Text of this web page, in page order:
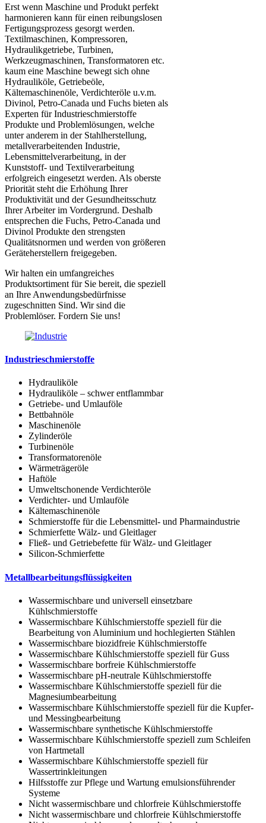
Erst wenn Maschine und Produkt perfekt
harmonieren kann für einen reibungslosen
Fertigungsprozess gesorgt werden.
Textilmaschinen, Kompressoren,
Hydraulikgetriebe, Turbinen,
Werkzeugmaschinen, Transformatoren etc.
kaum eine Maschine bewegt sich ohne
Hydrauliköle, Getriebeöle,
Kältemaschinenöle, Verdichteröle u.v.m.
Divinol, Petro-Canada und Fuchs bieten als
Experten für Industrieschmierstoffe
Produkte und Problemlösungen, welche
unter anderem in der Stahlherstellung,
metallverarbeitenden Industrie,
Lebensmittelverarbeitung, in der
Kunststoff- und Textilverarbeitung
erfolgreich eingesetzt werden. Als oberste
Priorität steht die Erhöhung Ihrer
Produktivität und der Gesundheitsschutz
Ihrer Arbeiter im Vordergrund. Deshalb
entsprechen die Fuchs, Petro-Canada und
Divinol Produkte den strengsten
Qualitätsnormen und werden von größeren
Geräteherstellern freigegeben.
Wir halten ein umfangreiches
Produktsortiment für Sie bereit, die speziell
an Ihre Anwendungsbedürfnisse
zugeschnitten Sind. Wir sind die
Problemlöser. Fordern Sie uns!
Industrieschmierstoffe
Hydrauliköle
Hydrauliköle – schwer entflammbar
Getriebe- und Umlauföle
Bettbahnöle
Maschinenöle
Zylinderöle
Turbinenöle
Transformatorenöle
Wärmeträgeröle
Haftöle
Umweltschonende Verdichteröle
Verdichter- und Umlauföle
Kältemaschinenöle
Schmierstoffe für die Lebensmittel- und Pharmaindustrie
Schmierfette Wälz- und Gleitlager
Fließ- und Getriebefette für Wälz- und Gleitlager
Silicon-Schmierfette
Metallbearbeitungsflüssigkeiten
Wassermischbare und universell einsetzbare
Kühlschmierstoffe
Wassermischbare Kühlschmierstoffe speziell für die
Bearbeitung von Aluminium und hochlegierten Stählen
Wassermischbare biozidfreie Kühlschmierstoffe
Wassermischbare Kühlschmierstoffe speziell für Guss
Wassermischbare borfreie Kühlschmierstoffe
Wassermischbare pH-neutrale Kühlschmierstoffe
Wassermischbare Kühlschmierstoffe speziell für die
Magnesiumbearbeitung
Wassermischbare Kühlschmierstoffe speziell für die Kupfer-
und Messingbearbeitung
Wassermischbare synthetische Kühlschmierstoffe
Wassermischbare Kühlschmierstoffe speziell zum Schleifen
von Hartmetall
Wassermischbare Kühlschmierstoffe speziell für
Wassertrinkleitungen
Hilfsstoffe zur Pflege und Wartung emulsionsführender
Systeme
Nicht wassermischbare und chlorfreie Kühlschmierstoffe
Nicht wassermischbare und chlorfreie Kühlschmierstoffe